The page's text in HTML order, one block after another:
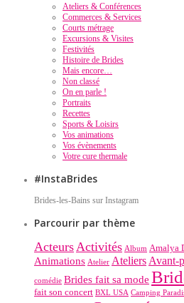
Ateliers & Conférences
Commerces & Services
Courts métrage
Excursions & Visites
Festivités
Histoire de Brides
Mais encore…
Non classé
On en parle !
Portraits
Recettes
Sports & Loisirs
Vos animations
Vos évènements
Votre cure thermale
#InstaBrides
Brides-les-Bains sur Instagram
Parcourir par thème
ActeursActivités Album Amalya
Animations Atelier Ateliers Avant-
comédie Brides fait sa mode
fait son concert BXL USA Camping